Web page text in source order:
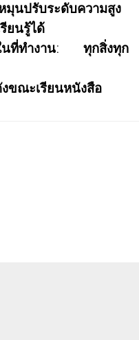
มุนปรับระดับความสูง
ยนรู้ได้
ในที่ทำงาน: ทุกสิ่งทุก
งขณะเรียนหนังสือ